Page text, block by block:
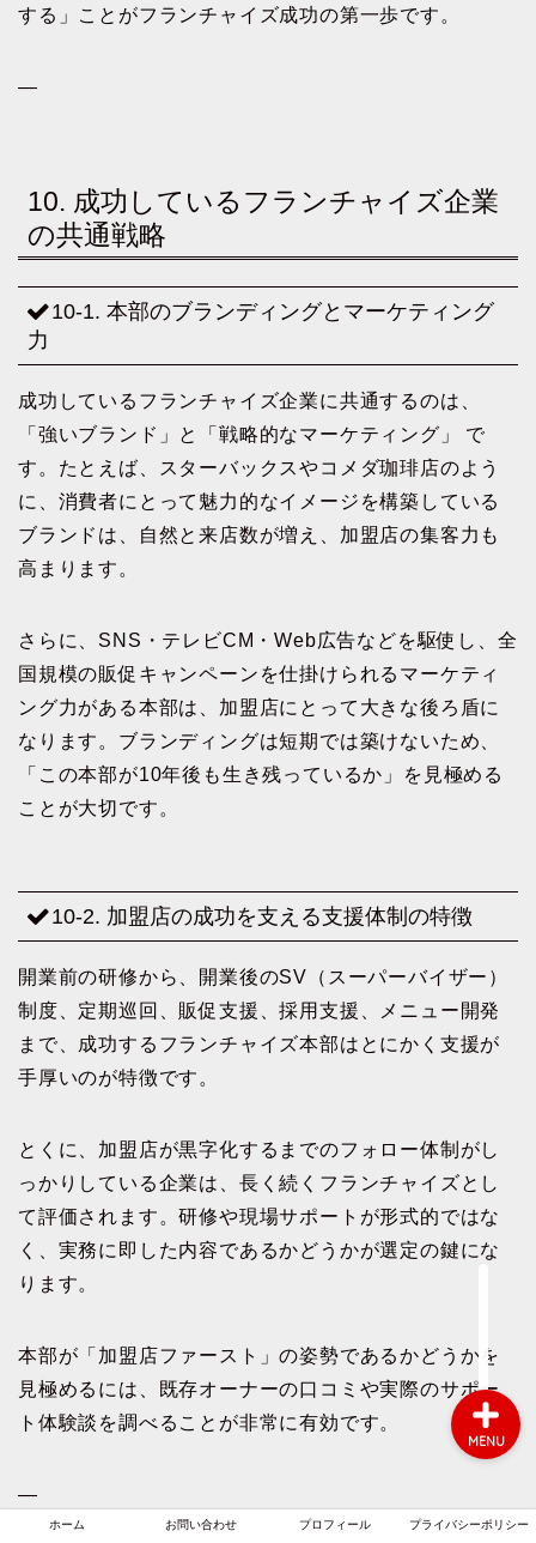
する」ことがフランチャイズ成功の第一歩です。
—
10. 成功しているフランチャイズ企業
の共通戦略
10-1. 本部のブランディングとマーケティング
力
成功しているフランチャイズ企業に共通するのは、
「強いブランド」と「戦略的なマーケティング」 で
す。たとえば、スターバックスやコメダ珈琲店のよう
に、消費者にとって魅力的なイメージを構築している
ブランドは、自然と来店数が増え、加盟店の集客力も
高まります。
さらに、SNS・テレビCM・Web広告などを駆使し、全
国規模の販促キャンペーンを仕掛けられるマーケティ
ング力がある本部は、加盟店にとって大きな後ろ盾に
なります。ブランディングは短期では築けないため、
「この本部が10年後も生き残っているか」を見極める
ことが大切です。
10-2. 加盟店の成功を支える支援体制の特徴
開業前の研修から、開業後のSV（スーパーバイザー）
制度、定期巡回、販促支援、採用支援、メニュー開発
まで、成功するフランチャイズ本部はとにかく支援が
手厚いのが特徴です。
とくに、加盟店が黒字化するまでのフォロー体制がし
っかりしている企業は、長く続くフランチャイズとし
て評価されます。研修や現場サポートが形式的ではな
く、実務に即した内容であるかどうかが選定の鍵にな
ります。
本部が「加盟店ファースト」の姿勢であるかどうかを
見極めるには、既存オーナーの口コミや実際のサポー
ト体験談を調べることが非常に有効です。
—
ホーム お問い合わせ プロフィール プライバシーポリシー
MENU
お問い合わせ
プロフィール